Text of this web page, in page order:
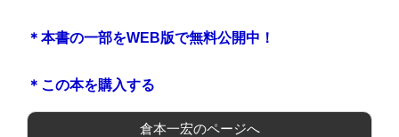
＊本書の一部をWEB版で無料公開中！
＊この本を購入する
倉本一宏のページへ